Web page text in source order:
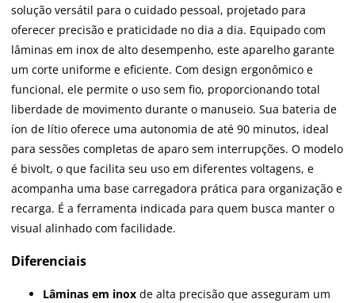
solução versátil para o cuidado pessoal, projetado para
oferecer precisão e praticidade no dia a dia. Equipado com
lâminas em inox de alto desempenho, este aparelho garante
um corte uniforme e eficiente. Com design ergonômico e
funcional, ele permite o uso sem fio, proporcionando total
liberdade de movimento durante o manuseio. Sua bateria de
íon de lítio oferece uma autonomia de até 90 minutos, ideal
para sessões completas de aparo sem interrupções. O modelo
é bivolt, o que facilita seu uso em diferentes voltagens, e
acompanha uma base carregadora prática para organização e
recarga. É a ferramenta indicada para quem busca manter o
visual alinhado com facilidade.
Diferenciais
Lâminas em inox de alta precisão que asseguram um